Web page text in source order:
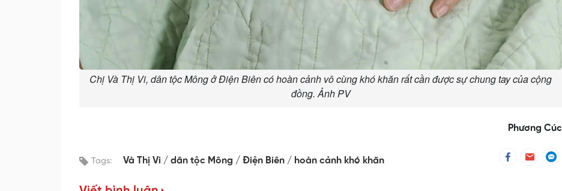
Chị Và Thị Vi, dân tộc Mông ở Điện Biên có hoàn cảnh vô cùng khó khăn rất cần được sự chung tay của cộng
đồng. Ảnh PV
Phương Cúc
Tags: Và Thị Vi dân tộc Mông Điện Biên hoàn cảnh khó khăn